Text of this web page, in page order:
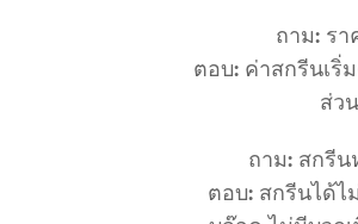
ถาม: รา
ตอบ: ค่าสกรีนเริ่
ส่ว
ถาม: สกรีน
ตอบ: สกรีนได้ไ